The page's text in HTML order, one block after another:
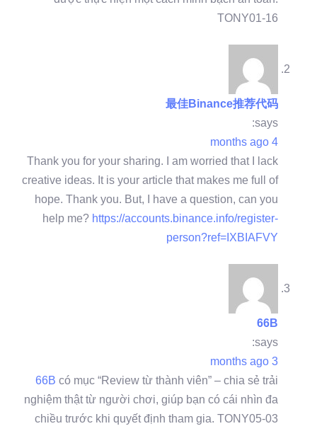
TONY01-16
最佳Binance推荐代码
says:
4 months ago
Thank you for your sharing. I am worried that I lack
creative ideas. It is your article that makes me full of
hope. Thank you. But, I have a question, can you
help me? https://accounts.binance.info/register-
person?ref=IXBIAFVY
66B
says:
3 months ago
66B có mục “Review từ thành viên” – chia sẻ trải
nghiệm thật từ người chơi, giúp bạn có cái nhìn đa
chiều trước khi quyết định tham gia. TONY05-03